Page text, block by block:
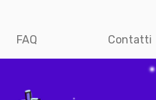
FAQ Contatti